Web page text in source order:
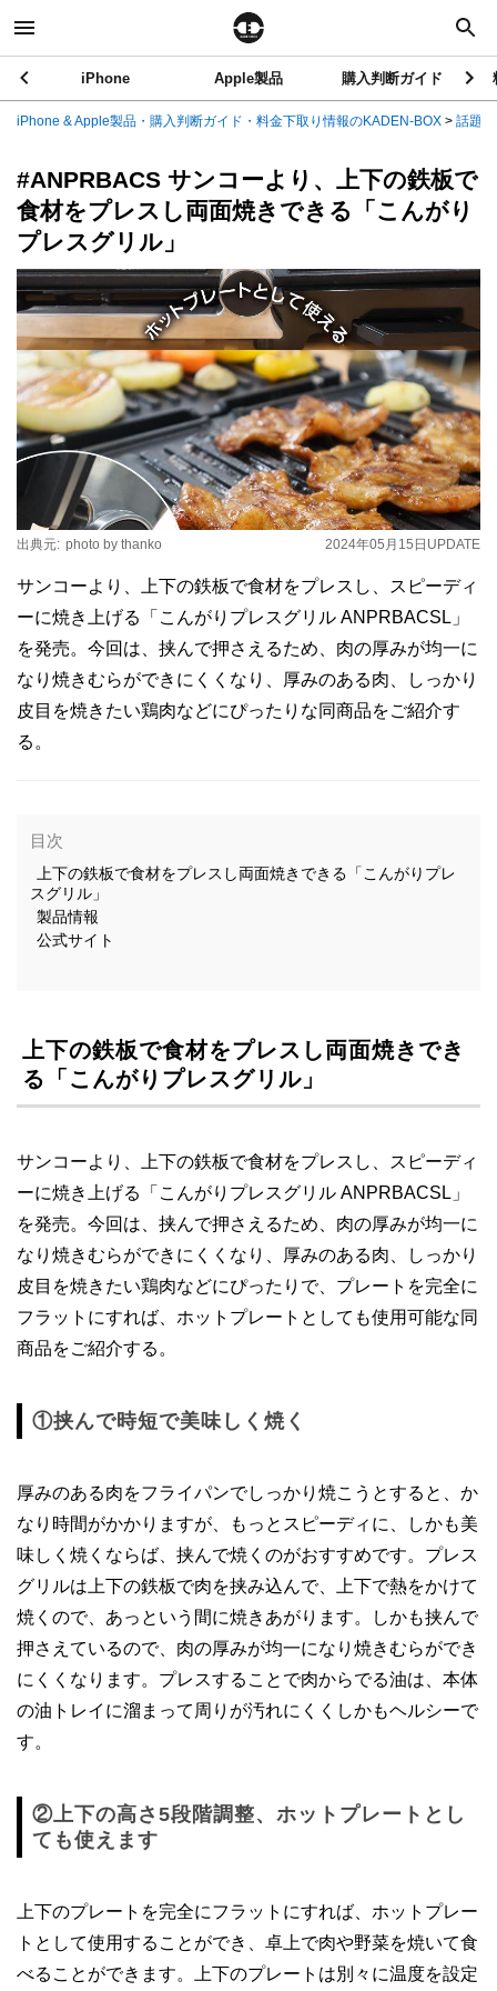
iPhone Apple製品 購入判断ガイド
iPhone & Apple製品・購入判断ガイド・料金下取り情報のKADEN-BOX > 話題
#ANPRBACS サンコーより、上下の鉄板で
食材をプレスし両面焼きできる「こんがり
プレスグリル」
2024年05月15日 UPDATE
出典元: photo by thanko
サンコーより、上下の鉄板で食材をプレスし、スピーディ
ーに焼き上げる「こんがりプレスグリル ANPRBACSL」
を発売。今回は、挟んで押さえるため、肉の厚みが均一に
なり焼きむらができにくくなり、厚みのある肉、しっかり
皮目を焼きたい鶏肉などにぴったりな同商品をご紹介す
る。
目次
上下の鉄板で食材をプレスし両面焼きできる「こんがりプレ
スグリル」
製品情報
公式サイト
上下の鉄板で食材をプレスし両面焼きでき
る「こんがりプレスグリル」
サンコーより、上下の鉄板で食材をプレスし、スピーディ
ーに焼き上げる「こんがりプレスグリル ANPRBACSL」
を発売。今回は、挟んで押さえるため、肉の厚みが均一に
なり焼きむらができにくくなり、厚みのある肉、しっかり
皮目を焼きたい鶏肉などにぴったりで、プレートを完全に
フラットにすれば、ホットプレートとしても使用可能な同
商品をご紹介する。
①挟んで時短で美味しく焼く
厚みのある肉をフライパンでしっかり焼こうとすると、か
なり時間がかかりますが、もっとスピーディに、しかも美
味しく焼くならば、挟んで焼くのがおすすめです。プレス
グリルは上下の鉄板で肉を挟み込んで、上下で熱をかけて
焼くので、あっという間に焼きあがります。しかも挟んで
押さえているので、肉の厚みが均一になり焼きむらができ
にくくなります。プレスすることで肉からでる油は、本体
の油トレイに溜まって周りが汚れにくくしかもヘルシーで
す。
②上下の高さ5段階調整、ホットプレートとし
ても使えます
上下のプレートを完全にフラットにすれば、ホットプレー
トとして使用することができ、卓上で肉や野菜を焼いて食
べることができます。上下のプレートは別々に温度を設定